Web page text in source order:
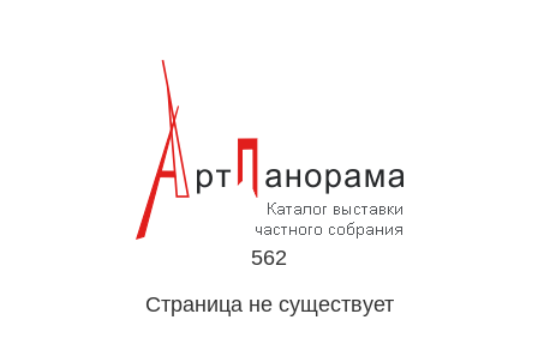
562
Страница не существует